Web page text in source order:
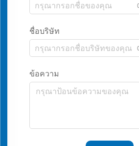
ชื่อบริษัท
ข้อความ